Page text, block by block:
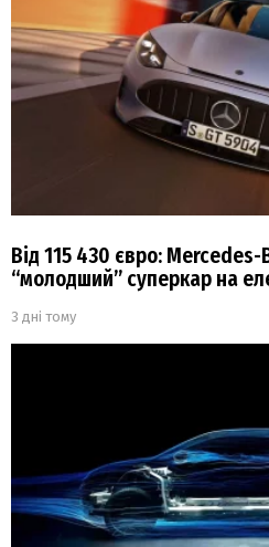
Від 115 430 євро:
“молодший” суперкар на
3 дні тому